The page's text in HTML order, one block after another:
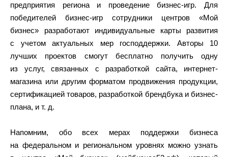
предприятия региона и проведение бизнес-игр. Для
победителей бизнес-игр сотрудники центров «Мой
бизнес» разработают индивидуальные карты развития
с учетом актуальных мер господдержки. Авторы 10
лучших проектов смогут бесплатно получить одну
из услуг, связанных с разработкой сайта, интернет-
магазина или другим форматом продвижения продукции,
сертификацией товаров, разработкой брендбука и бизнес-
плана, и т. д.
Напомним, обо всех мерах поддержки бизнеса
на федеральном и региональном уровнях можно узнать